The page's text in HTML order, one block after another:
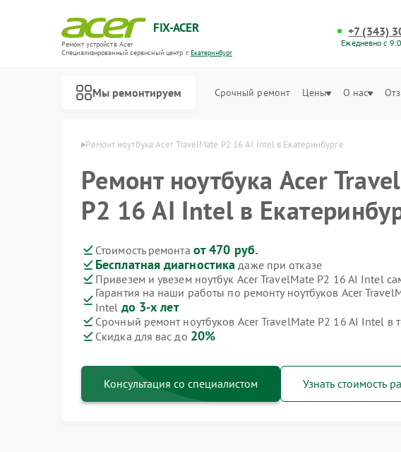
FIX-ACER
Ремонт устройств Acer
Специализированный cервисный центр г.Екатеринбург
+7 (343)
Ежедневно с
Мы ремонтируем Срочный ремонт Цены О нас
в Екатеринбурге Ремонт ноутбука Acer TravelMate P2 16 AI Intel в Екатеринбурге
Ремонт ноутбука Acer
P2 16 AI Intel в
Стоимость ремонта от 470 руб.
Бесплатная диагностика даже при отказе
Привезем и увезем ноутбук Acer TravelMate P2 16 AI Intel
Гарантия на наши работы по ремонту ноутбуков Acer
Intel до 3-х лет
Срочный ремонт ноутбуков Acer TravelMate P2 16 AI Intel в
Скидка для вас до 20%
Консультация со специалистом Узнать стоимость